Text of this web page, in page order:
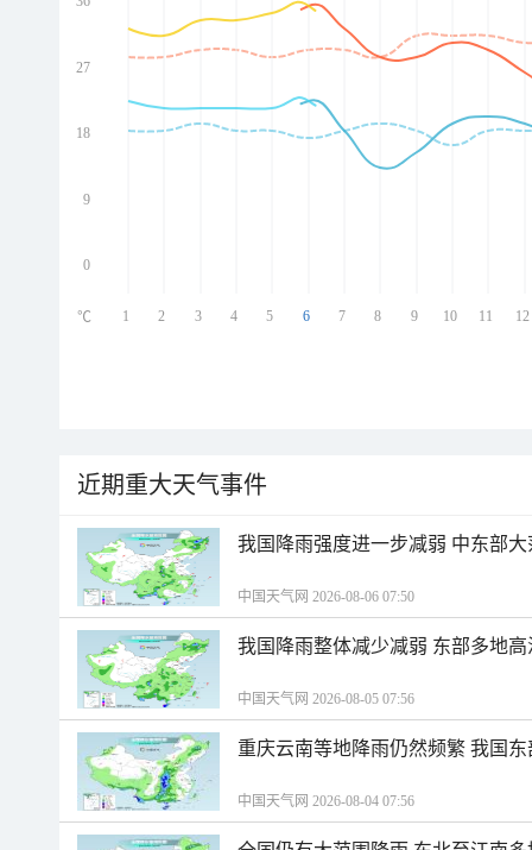
27
18
9
0
1 2 3 4 5 6 7 8 9 10 11 12
℃
近期重大天气事件
我国降雨强度进一步减弱 中东部
中国天气网 2026-08-06 07:50
我国降雨整体减少减弱 东部多地
中国天气网 2026-08-05 07:56
重庆云南等地降雨仍然频繁 我国
中国天气网 2026-08-04 07:56